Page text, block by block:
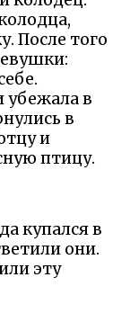
После того
убежала в
в
и
птицу.
купался в
они.
эту